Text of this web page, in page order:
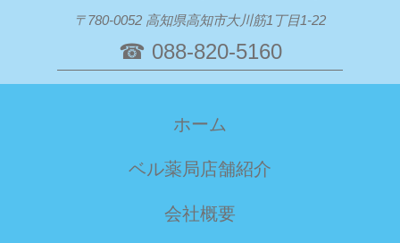
〒780-0052 高知県高知市大川筋1丁目1-22
☎ 088-820-5160
ホーム
ベル薬局店舗紹介
会社概要